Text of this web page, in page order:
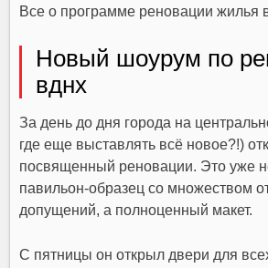
Все о программе реновации жилья
Новый шоурум по
вднх
За день до дня города на
где еще выставлять всё новое?!)
посвященный реновации. Это уже
павильон-образец со множеством
допущений, а полноценный макет.
С пятницы он открыл двери для